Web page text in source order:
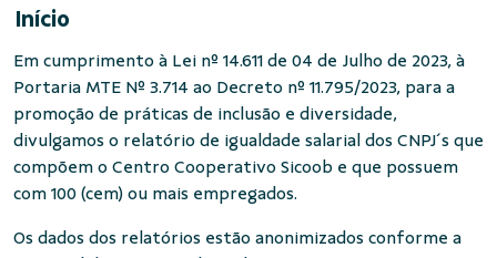
Início
Em cumprimento à Lei nº 14.611 de 04 de Julho de 2023, à
Portaria MTE Nº 3.714 ao Decreto nº 11.795/2023, para a
promoção de práticas de inclusão e diversidade,
divulgamos o relatório de igualdade salarial dos CNPJ´s que
compõem o Centro Cooperativo Sicoob e que possuem
com 100 (cem) ou mais empregados.
Os dados dos relatórios estão anonimizados conforme a